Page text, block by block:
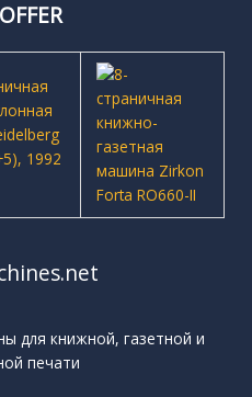
для книжной, газетной и
печати